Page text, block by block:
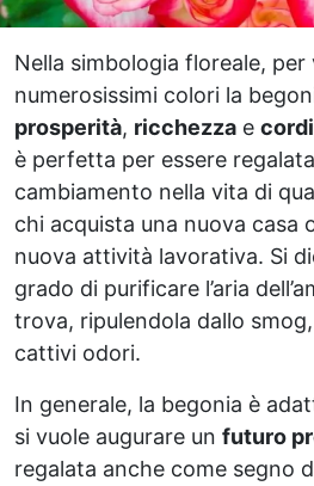
Nella simbologia floreale, per
numerosissimi colori la
prosperità, ricchezza e
è perfetta per essere
cambiamento nella vita di
chi acquista una nuova casa
nuova attività lavorativa. Si
grado di purificare l’aria
trova, ripulendola dallo
cattivi odori.
In generale, la begonia è
si vuole augurare un futuro
regalata anche come segno